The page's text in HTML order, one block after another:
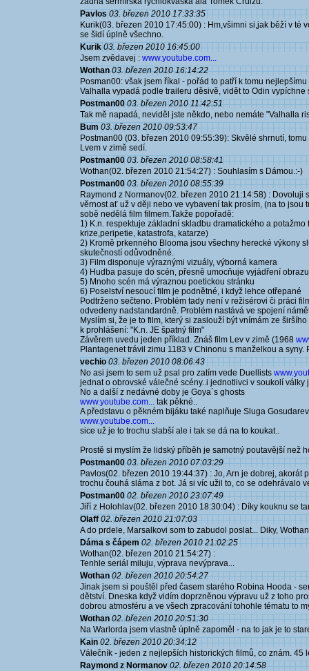
Pavlos 03. březen 2010 17:33:35
Kurik(03. březen 2010 17:45:00) : Hm,všimni si,jak běží v té
se šidí úplně všechno.
Kurik 03. březen 2010 16:45:00
Jsem zvědavej : www.youtube.com...
Wothan 03. březen 2010 16:14:22
Posman00: však jsem říkal - pořád to patří k tomu
Valhalla vypadá podle traileru děsivě, vidět to Odin vypíchne
Postman00 03. březen 2010 11:42:51
Tak mě napadá, neviděl jste někdo, nebo nemáte "Valhalla
Bum 03. březen 2010 09:53:47
Postman00 (03. březen 2010 09:55:39): Skvělé shrnutí,
Lvem v zimě sedí.
Postman00 03. březen 2010 08:58:41
Wothan(02. březen 2010 21:54:27) : Souhlasím s Dámou.:-)
Postman00 03. březen 2010 08:55:39
Raymond z Normanov(02. březen 2010 21:14:58) :
věrnost ať už v ději nebo ve vybavení tak prosím, (na to jsou
sobě nedělá film filmem.Takže popořadě:
1) K.n. respektuje základní skladbu dramatického a
krize,peripetie, katastrofa, katarze)
2) Kromě prkenného Blooma jsou všechny herecké výkony
skutečností odůvodněné.
3) Film disponuje výraznými vizuály, výborná kamera
4) Hudba pasuje do scén, přesně umocňuje vyjádření obrazu
5) Mnoho scén má výraznou poetickou stránku
6) Poselství nesoucí film je podnětné, i když lehce otřepané
Podtrženo sečteno. Problém tady není v režisérovi či práci
odvedeny nadstandardně. Problém nastává ve spojení
Myslím si, že je to film, který si zaslouží být vnímám ze
k prohlášení: "K.n. JE špatný film"
Závěrem uvedu jeden příklad. Znáš film Lev v zimě (1968
Plantagenet trávil zimu 1183 v Chinonu s manželkou a syny.
vechio 03. březen 2010 08:06:43
No asi jsem to sem už psal pro zatím vede Duellists
jednat o obrovské válečné scény..i jednotlivci v soukolí války
No a další z nedávné doby je Goya´s ghosts
www.youtube.com... tak pěkné..
A představu o pěkném bijáku také naplňuje Sluga Gosudarev
www.youtube.com...
sice už je to trochu slabší ale i tak se dá na to koukat..
Prostě si myslím že lidský příběh je samotný poutavější než
Postman00 03. březen 2010 07:03:29
Pavlos(02. březen 2010 19:44:37) : Jo, Arn je dobrej, akorát
trochu čouhá sláma z bot. Já si víc užil to, co se odehrávalo
Postman00 02. březen 2010 23:07:49
Jiří z Holohlav(02. březen 2010 18:30:04) : Díky kouknu se
Olaff 02. březen 2010 21:07:03
A do prdele, Marsalkovi som to zabudol poslat... Diky,
Dáma s čápem 02. březen 2010 21:02:25
Wothan(02. březen 2010 21:54:27) :
Tenhle seriál miluju, výprava nevýprava...
Wothan 02. březen 2010 20:54:27
Jinak jsem si pouštěl před časem starého Robina Hooda -
dětství. Dneska když vidím doprzněnou výpravu už z toho
dobrou atmosféru a ve všech zpracování tohohle tématu to
Wothan 02. březen 2010 20:51:30
Na Warlorda jsem vlastně úplně zapoměl - na to jak je to
Kain 02. březen 2010 20:34:12
Válečník - jeden z nejlepších historických filmů, co znám. 45
Raymond z Normanov 02. březen 2010 20:14:58